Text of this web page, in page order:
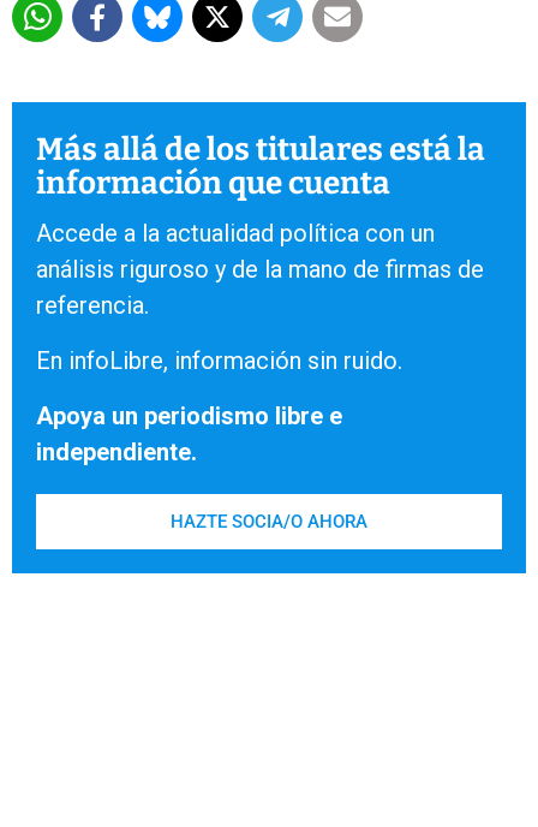
Más allá de los titulares está la
información que cuenta
Accede a la actualidad política con un
análisis riguroso y de la mano de firmas de
referencia.
En infoLibre, información sin ruido.
Apoya un periodismo libre e
independiente.
HAZTE SOCIA/O AHORA